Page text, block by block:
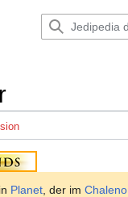
Planet , der im